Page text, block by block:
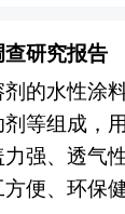
局、政府
业内资深
场研究的
分析了国
购重组与
、国家商
、国务院
信息中心
网、全国
铝板行业
型建材不
年，建材
和国际化
趋势，企
材产品等
研究报告
的水性涂
等组成，
强、透气
便、环保